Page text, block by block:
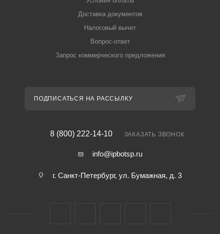
Доставка документов
Налоговый вычет
Вопрос-ответ
Запрос коммерческого предложения
ПОДПИСАТЬСЯ НА РАССЫЛКУ
8 (800) 222-14-10 ЗАКАЗАТЬ ЗВОНОК
info@ipbotsp.ru
г. Санкт-Петербург, ул. Бумажная, д. 3